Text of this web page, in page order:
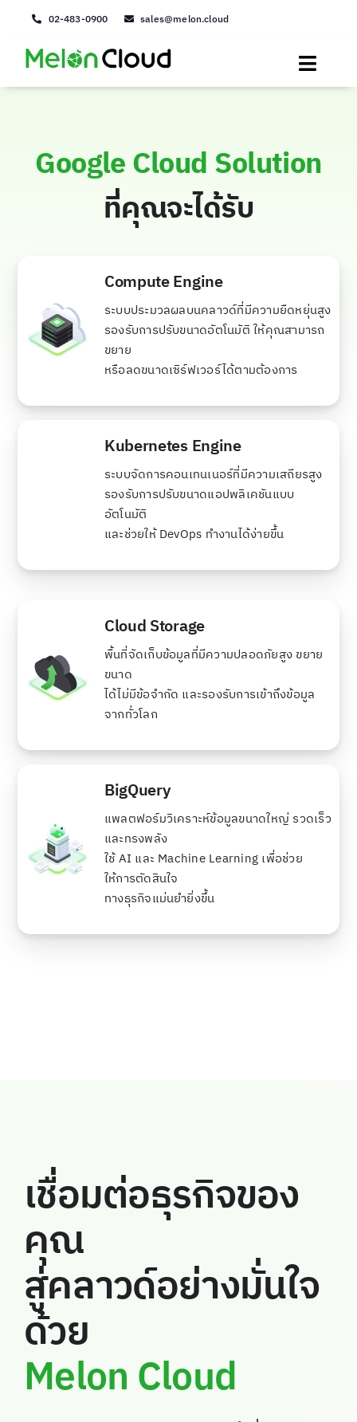
content
02-483-0900 sales@melon.cloud
Toggle
PaaS
Service
About us
login
Google Cloud Solution
ที่คุณจะได้รับ
Compute Engine
ระบบประมวลผลบนคลาวด์ที่มีความยืดหยุ่นสูง
รองรับการปรับขนาดอัตโนมัติ ให้คุณสามารถ
ขยาย
หรือลดขนาดเซิร์ฟเวอร์ได้ตามต้องการ
Kubernetes Engine
ระบบจัดการคอนเทนเนอร์ที่มีความเสถียรสูง
รองรับการปรับขนาดแอปพลิเคชันแบบ
อัตโนมัติ
และช่วยให้ DevOps ทำงานได้ง่ายขึ้น
Cloud Storage
พื้นที่จัดเก็บข้อมูลที่มีความปลอดภัยสูง ขยาย
ขนาด
ได้ไม่มีข้อจำกัด และรองรับการเข้าถึงข้อมูล
จากทั่วโลก
BigQuery
แพลตฟอร์มวิเคราะห์ข้อมูลขนาดใหญ่ รวดเร็ว
และทรงพลัง
ใช้ AI และ Machine Learning เพื่อช่วย
ให้การตัดสินใจ
ทางธุรกิจแม่นยำยิ่งขึ้น
เชื่อมต่อธุรกิจของ
คุณ
สู่คลาวด์อย่างมั่นใจ
ด้วย
Melon Cloud